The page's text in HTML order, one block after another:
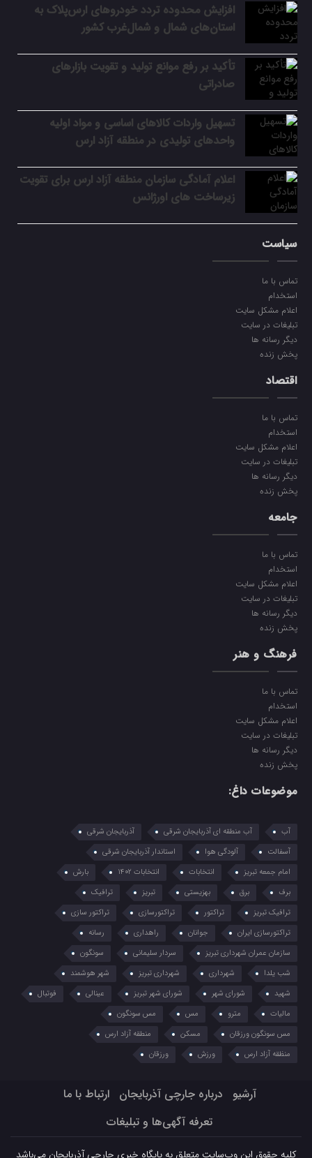
افزایش محدوده تردد خودروهای ارس‌پلاک به
استان‌های شمال و شمال‌غرب کشور
تأکید بر رفع موانع تولید و تقویت بازارهای
صادراتی
تسهیل واردات کالاهای اساسی و مواد اولیه
واحدهای تولیدی در منطقه آزاد ارس
اعلام آمادگی سازمان منطقه آزاد ارس برای تقویت
زیرساخت‌ های اورژانس
سیاست
تماس با ما
استخدام
اعلام مشکل سایت
تبلیغات در سایت
دیگر رسانه ها
پخش زنده
اقتصاد
تماس با ما
استخدام
اعلام مشکل سایت
تبلیغات در سایت
دیگر رسانه ها
پخش زنده
جامعه
تماس با ما
استخدام
اعلام مشکل سایت
تبلیغات در سایت
دیگر رسانه ها
پخش زنده
فرهنگ و هنر
تماس با ما
استخدام
اعلام مشکل سایت
تبلیغات در سایت
دیگر رسانه ها
پخش زنده
موضوعات داغ:
آب آب منطقه ای آذربایجان شرقی
آذربایجان شرقی
آسفالت
آلودگی هوا
استاندار آذربایجان شرقی
امام جمعه تبریز
انتخابات انتخابات 1402
بارش
برف
برق بهزیستی تبریز
ترافیک
ترافیک تبریز
تراکتور تراکتورسازی
تراکتور سازی
تراکتورسازی ایران
جوانان راهداری
رسانه
سازمان عمران شهرداری تبریز
سردار سلیمانی
سونگون
شب یلدا
شهرداری شهرداری تبریز
شهر هوشمند
شهید
شورای شهر شورای شهر تبریز عینالی
فوتبال
مالیات
مترو مس
مس سونگون
مس سونگون ورزقان
مسکن
منطقه آزاد ارس
منظقه آزاد ارس
ورزش ورزقان
آرشیو درباره جارچی آذربایجان
ارتباط با ما
تعرفه آگهی‌ها و تبلیغات
کلیه حقوق این وب‌سایت متعلق به پایگاه خبری جارچی آذربایجان می‌باشد